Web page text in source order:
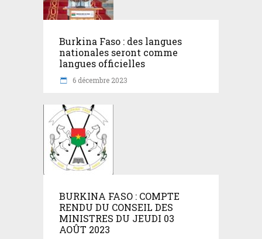
Burkina Faso : des langues
nationales seront comme
langues officielles
6 décembre 2023
BURKINA FASO : COMPTE
RENDU DU CONSEIL DES
MINISTRES DU JEUDI 03
AOÛT 2023